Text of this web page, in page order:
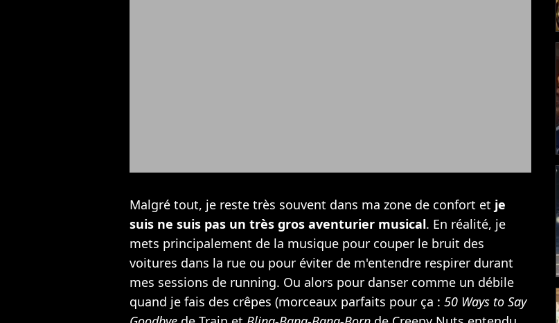
Malgré tout, je reste très souvent dans ma zone de confort et je
suis ne suis pas un très gros aventurier musical. En réalité, je
mets principalement de la musique pour couper le bruit des
voitures dans la rue ou pour éviter de m'entendre respirer durant
mes sessions de running. Ou alors pour danser comme un débile
quand je fais des crêpes (morceaux parfaits pour ça : 50 Ways to Say